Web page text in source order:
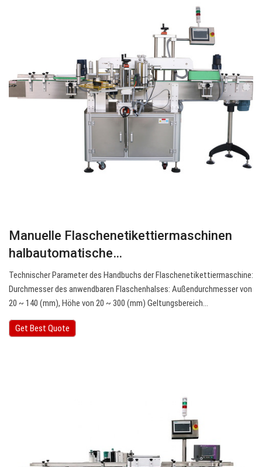
Manuelle Flaschenetikettiermaschinen
halbautomatische…
Technischer Parameter des Handbuchs der Flaschenetikettiermaschine:
Durchmesser des anwendbaren Flaschenhalses: Außendurchmesser von
20 ~ 140 (mm), Höhe von 20 ~ 300 (mm) Geltungsbereich…
Get Best Quote